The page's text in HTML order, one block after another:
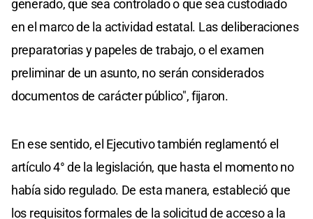
generado, que sea controlado o que sea custodiado
en el marco de la actividad estatal. Las deliberaciones
preparatorias y papeles de trabajo, o el examen
preliminar de un asunto, no serán considerados
documentos de carácter público", fijaron.
En ese sentido, el Ejecutivo también reglamentó el
artículo 4° de la legislación, que hasta el momento no
había sido regulado. De esta manera, estableció que
los requisitos formales de la solicitud de acceso a la